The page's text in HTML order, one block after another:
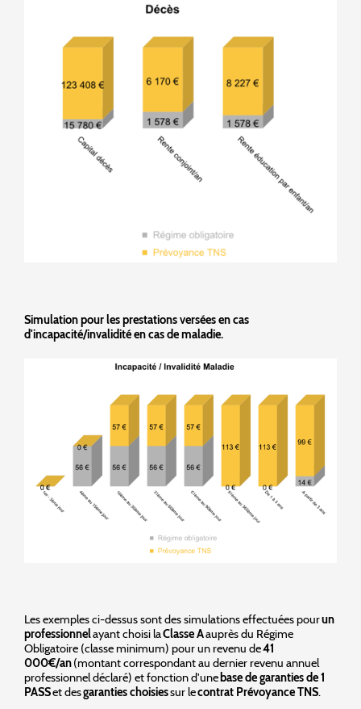
Simulation pour les prestations versées en cas
d'incapacité/invalidité en cas de maladie.
Les exemples ci-dessus sont des simulations effectuées pourun
professionnelayant choisi laClasse Aauprès du Régime
Obligatoire (classe minimum) pour un revenu de41
000€/an(montant correspondant au dernier revenu annuel
professionnel déclaré) et fonction d'une base de garanties de 1
PASSet desgaranties choisiessur lecontrat Prévoyance TNS.